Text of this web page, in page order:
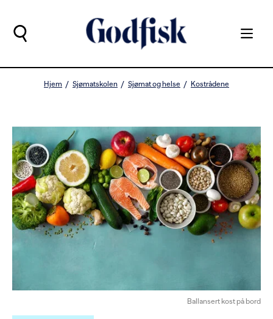
Hjem Sjømatskolen Sjømat og helse Kostrådene
Ballansert kost på bord